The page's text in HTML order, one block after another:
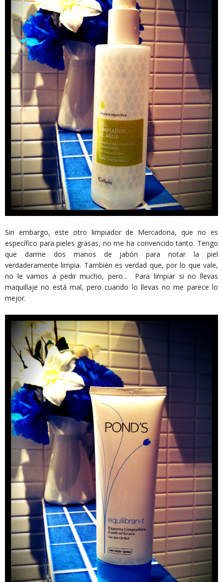
Sin embargo, este otro limpiador de Mercadona, que no es
específico para pieles grasas, no me ha convencido tanto. Tengo
que darme dos manos de jabón para notar la piel
verdaderamente limpia. También es verdad que, por lo que vale,
no le vamos a pedir mucho, pero... Para limpiar si no llevas
maquillaje no está mal, pero cuando lo llevas no me parece lo
mejor.